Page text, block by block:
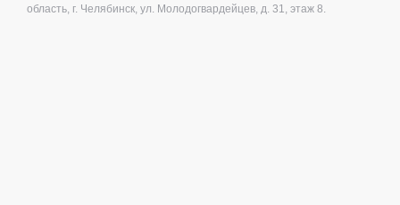
область, г. Челябинск, ул. Молодогвардейцев, д. 31, этаж 8.